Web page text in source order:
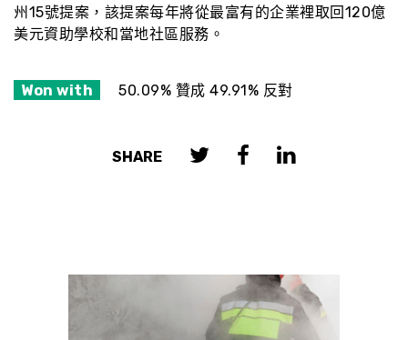
州15號提案，該提案每年將從最富有的企業裡取回120億
美元資助學校和當地社區服務。
Won with 50.09% 贊成 49.91% 反對
SHARE